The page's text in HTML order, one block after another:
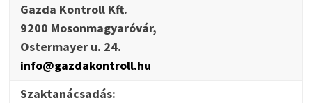
Gazda Kontroll Kft.
9200 Mosonmagyaróvár,
Ostermayer u. 24.
info@gazdakontroll.hu
Szaktanácsadás: